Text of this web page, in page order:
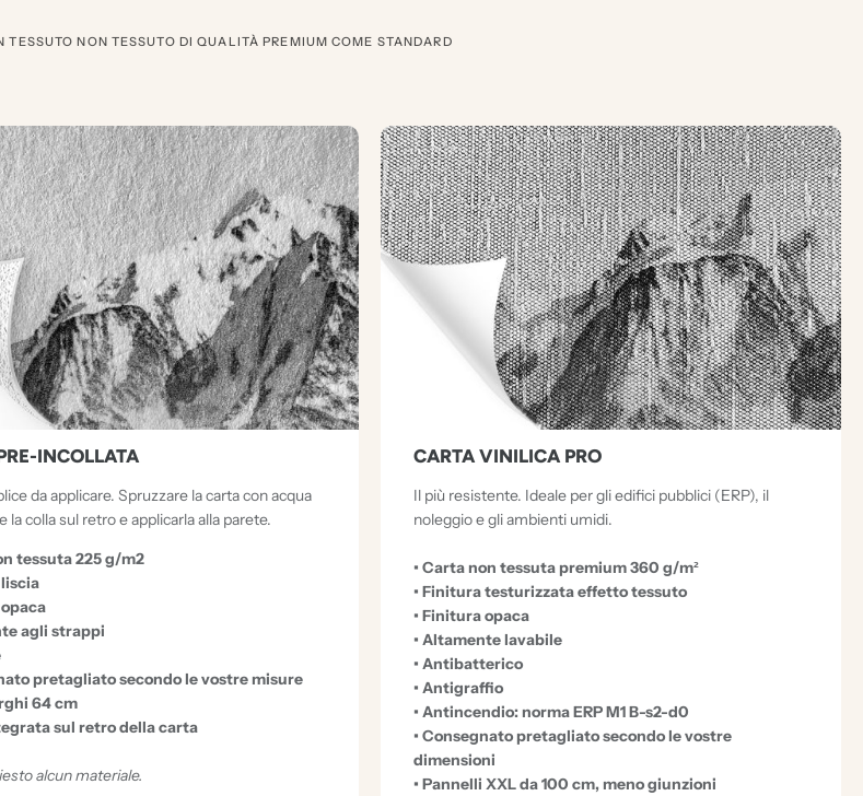
NON TESSUTO DI QUALITÀ PREMIUM COME STANDARD
INCOLLATA
da applicare. Spruzzare la carta con acqua
la colla sul retro e applicarla alla parete.
tessuta 225 g/m2
agli strappi
pretagliato secondo le vostre misure
64 cm
sul retro della carta
alcun materiale.
CARTA VINILICA PRO
Il più resistente. Ideale per gli edifici pubblici (ERP), il
noleggio e gli ambienti umidi.
• Carta non tessuta premium 360 g/m²
• Finitura testurizzata effetto tessuto
• Finitura opaca
• Altamente lavabile
• Antibatterico
• Antigraffio
• Antincendio: norma ERP M1 B-s2-d0
• Consegnato pretagliato secondo le vostre
dimensioni
• Pannelli XXL da 100 cm, meno giunzioni